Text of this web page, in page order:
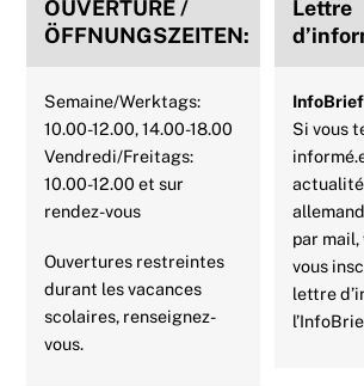
t
OUVERTURE /
ÖFFNUNGSZEITEN:
Semaine/Werktags:
10.00-12.00, 14.00-18.00
Vendredi/Freitags:
10.00-12.00 et sur
rendez-vous
Ouvertures restreintes
durant les vacances
scolaires, renseignez-
vous.
Lettre
InfoBrief
Si vous
par mail,
vous
lettre